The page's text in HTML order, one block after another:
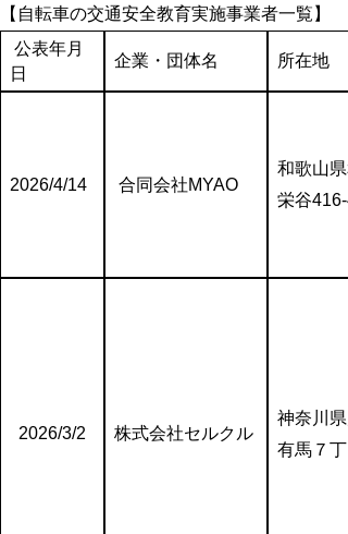
【自転車の交通安全教育実施事業者一覧】
公表年月
日
企業・団体名 所在地
2026/4/14 合同会社MYAO
和歌山県
栄谷416-4
2026/3/2 株式会社セルクル
神奈川県
有馬７丁